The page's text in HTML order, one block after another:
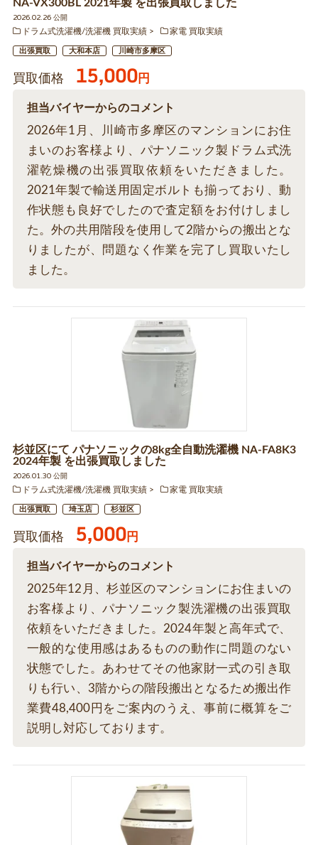
NA-VX300BL 2021年製 を出張買取しました
2026.02.26 公開
ドラム式洗濯機/洗濯機 買取実績
家電 買取実績
出張買取 大和本店 川崎市多摩区
買取価格 15,000円
担当バイヤーからのコメント
2026年1月、川崎市多摩区のマンションにお住
まいのお客様より、パナソニック製ドラム式洗
濯乾燥機の出張買取依頼をいただきました。
2021年製で輸送用固定ボルトも揃っており、動
作状態も良好でしたので査定額をお付けしまし
た。外の共用階段を使用して2階からの搬出とな
りましたが、問題なく作業を完了し買取いたし
ました。
杉並区にて パナソニックの8kg全自動洗濯機 NA-FA8K3
2024年製 を出張買取しました
2026.01.30 公開
ドラム式洗濯機/洗濯機 買取実績
家電 買取実績
出張買取 埼玉店 杉並区
買取価格 5,000円
担当バイヤーからのコメント
2025年12月、杉並区のマンションにお住まいの
お客様より、パナソニック製洗濯機の出張買取
依頼をいただきました。2024年製と高年式で、
一般的な使用感はあるものの動作に問題のない
状態でした。あわせてその他家財一式の引き取
りも行い、3階からの階段搬出となるため搬出作
業費48,400円をご案内のうえ、事前に概算をご
説明し対応しております。